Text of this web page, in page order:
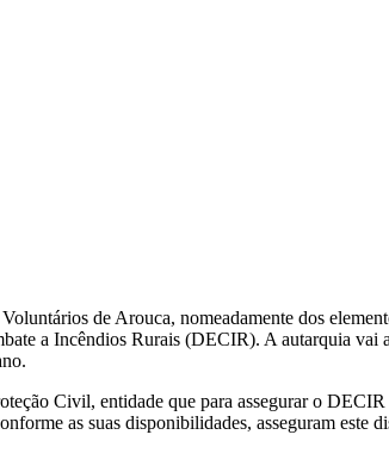
de Arouca, nomeadamente dos
a Incêndios Rurais (DECIR). A autarquia
Civil, entidade que para assegurar o
as suas disponibilidades, asseguram este